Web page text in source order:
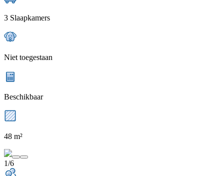
3 Slaapkamers
Niet toegestaan
Beschikbaar
48 m²
1/6